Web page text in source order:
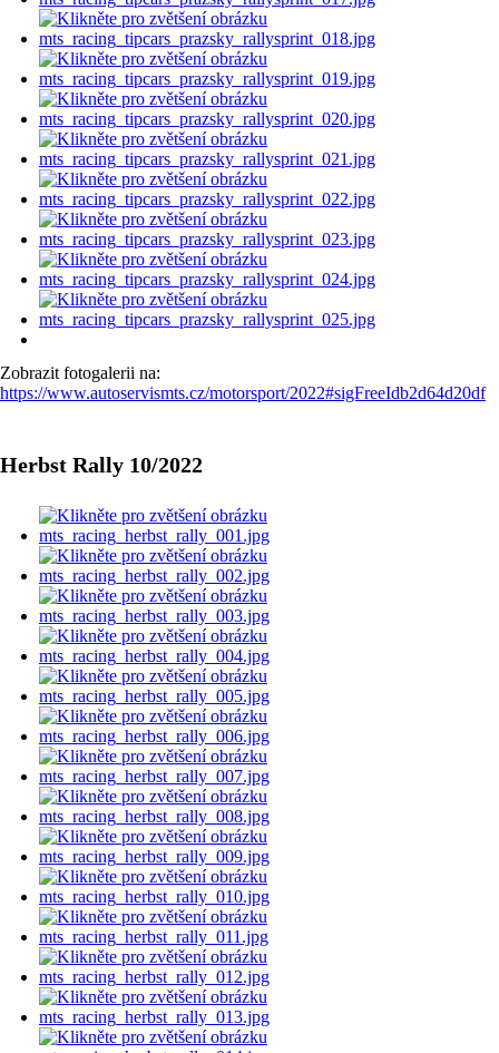
Zobrazit fotogalerii na:
https://www.autoservismts.cz/motorsport/2022#sigFreeIdb2d64d20df
Herbst Rally 10/2022